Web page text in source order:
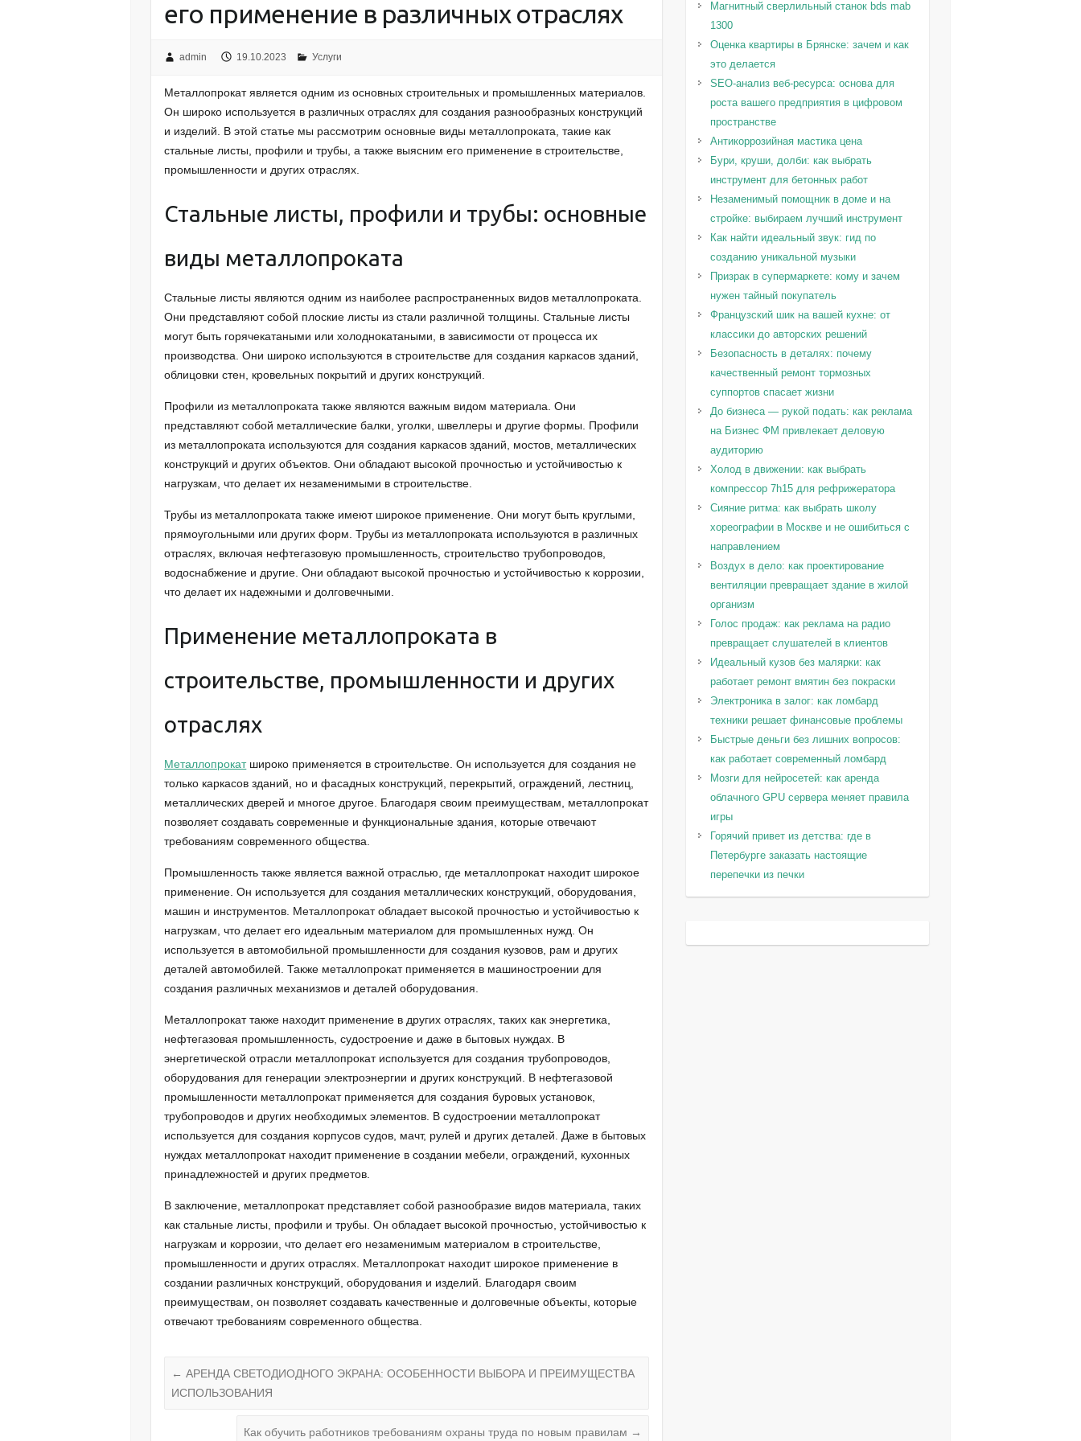
его применение в различных отраслях
admin 19.10.2023 Услуги
Металлопрокат является одним из основных строительных и промышленных материалов.
Он широко используется в различных отраслях для создания разнообразных конструкций
и изделий. В этой статье мы рассмотрим основные виды металлопроката, такие как
стальные листы, профили и трубы, а также выясним его применение в строительстве,
промышленности и других отраслях.
Стальные листы, профили и трубы: основные
виды металлопроката
Стальные листы являются одним из наиболее распространенных видов металлопроката.
Они представляют собой плоские листы из стали различной толщины. Стальные листы
могут быть горячекатаными или холоднокатаными, в зависимости от процесса их
производства. Они широко используются в строительстве для создания каркасов зданий,
облицовки стен, кровельных покрытий и других конструкций.
Профили из металлопроката также являются важным видом материала. Они
представляют собой металлические балки, уголки, швеллеры и другие формы. Профили
из металлопроката используются для создания каркасов зданий, мостов, металлических
конструкций и других объектов. Они обладают высокой прочностью и устойчивостью к
нагрузкам, что делает их незаменимыми в строительстве.
Трубы из металлопроката также имеют широкое применение. Они могут быть круглыми,
прямоугольными или других форм. Трубы из металлопроката используются в различных
отраслях, включая нефтегазовую промышленность, строительство трубопроводов,
водоснабжение и другие. Они обладают высокой прочностью и устойчивостью к коррозии,
что делает их надежными и долговечными.
Применение металлопроката в
строительстве, промышленности и других
отраслях
Металлопрокатшироко применяется в строительстве. Он используется для создания не
только каркасов зданий, но и фасадных конструкций, перекрытий, ограждений, лестниц,
металлических дверей и многое другое. Благодаря своим преимуществам, металлопрокат
позволяет создавать современные и функциональные здания, которые отвечают
требованиям современного общества.
Промышленность также является важной отраслью, где металлопрокат находит широкое
применение. Он используется для создания металлических конструкций, оборудования,
машин и инструментов. Металлопрокат обладает высокой прочностью и устойчивостью к
нагрузкам, что делает его идеальным материалом для промышленных нужд. Он
используется в автомобильной промышленности для создания кузовов, рам и других
деталей автомобилей. Также металлопрокат применяется в машиностроении для
создания различных механизмов и деталей оборудования.
Металлопрокат также находит применение в других отраслях, таких как энергетика,
нефтегазовая промышленность, судостроение и даже в бытовых нуждах. В
энергетической отрасли металлопрокат используется для создания трубопроводов,
оборудования для генерации электроэнергии и других конструкций. В нефтегазовой
промышленности металлопрокат применяется для создания буровых установок,
трубопроводов и других необходимых элементов. В судостроении металлопрокат
используется для создания корпусов судов, мачт, рулей и других деталей. Даже в бытовых
нуждах металлопрокат находит применение в создании мебели, ограждений, кухонных
принадлежностей и других предметов.
В заключение, металлопрокат представляет собой разнообразие видов материала, таких
как стальные листы, профили и трубы. Он обладает высокой прочностью, устойчивостью к
нагрузкам и коррозии, что делает его незаменимым материалом в строительстве,
промышленности и других отраслях. Металлопрокат находит широкое применение в
создании различных конструкций, оборудования и изделий. Благодаря своим
преимуществам, он позволяет создавать качественные и долговечные объекты, которые
отвечают требованиям современного общества.
← АРЕНДА СВЕТОДИОДНОГО ЭКРАНА: ОСОБЕННОСТИ ВЫБОРА И ПРЕИМУЩЕСТВА
ИСПОЛЬЗОВАНИЯ
Как обучить работников требованиям охраны труда по новым правилам →
Магнитный сверлильный станок bds mab
1300
Оценка квартиры в Брянске: зачем и как
это делается
SEO-анализ веб-ресурса: основа для
роста вашего предприятия в цифровом
пространстве
Антикоррозийная мастика цена
Бури, круши, долби: как выбрать
инструмент для бетонных работ
Незаменимый помощник в доме и на
стройке: выбираем лучший инструмент
Как найти идеальный звук: гид по
созданию уникальной музыки
Призрак в супермаркете: кому и зачем
нужен тайный покупатель
Французский шик на вашей кухне: от
классики до авторских решений
Безопасность в деталях: почему
качественный ремонт тормозных
суппортов спасает жизни
До бизнеса — рукой подать: как реклама
на Бизнес ФМ привлекает деловую
аудиторию
Холод в движении: как выбрать
компрессор 7h15 для рефрижератора
Сияние ритма: как выбрать школу
хореографии в Москве и не ошибиться с
направлением
Воздух в дело: как проектирование
вентиляции превращает здание в жилой
организм
Голос продаж: как реклама на радио
превращает слушателей в клиентов
Идеальный кузов без малярки: как
работает ремонт вмятин без покраски
Электроника в залог: как ломбард
техники решает финансовые проблемы
Быстрые деньги без лишних вопросов:
как работает современный ломбард
Мозги для нейросетей: как аренда
облачного GPU сервера меняет правила
игры
Горячий привет из детства: где в
Петербурге заказать настоящие
перепечки из печки